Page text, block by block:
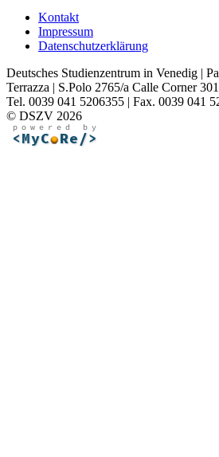
Kontakt
Impressum
Datenschutzerklärung
Deutsches Studienzentrum in Venedig |
Terrazza | S.Polo 2765/a Calle Corner
Tel. 0039 041 5206355 | Fax. 0039 041
© DSZV 2026